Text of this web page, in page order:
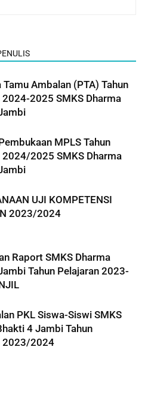
Tamu Ambalan (PTA) Tahun
2024-2025 SMKS Dharma
MPLS Tahun
2024/2025 SMKS Dharma
UJI KOMPETENSI
2023/2024
Raport SMKS Dharma
Tahun Pelajaran 2023-
PKL Siswa-Siswi SMKS
4 Jambi Tahun
2023/2024